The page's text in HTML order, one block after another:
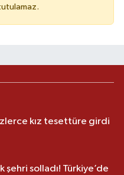
kız tesettüre girdi
şehri solladı! Türkiye’de